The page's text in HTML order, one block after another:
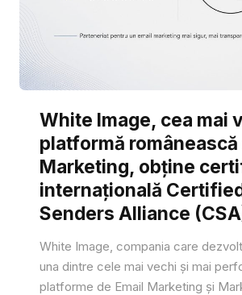
White Image, cea mai
platformă românească
Marketing, obține
internațională
Senders Alliance
White Image, compania care
una dintre cele mai vechi și mai
platforme de Email Marketing și